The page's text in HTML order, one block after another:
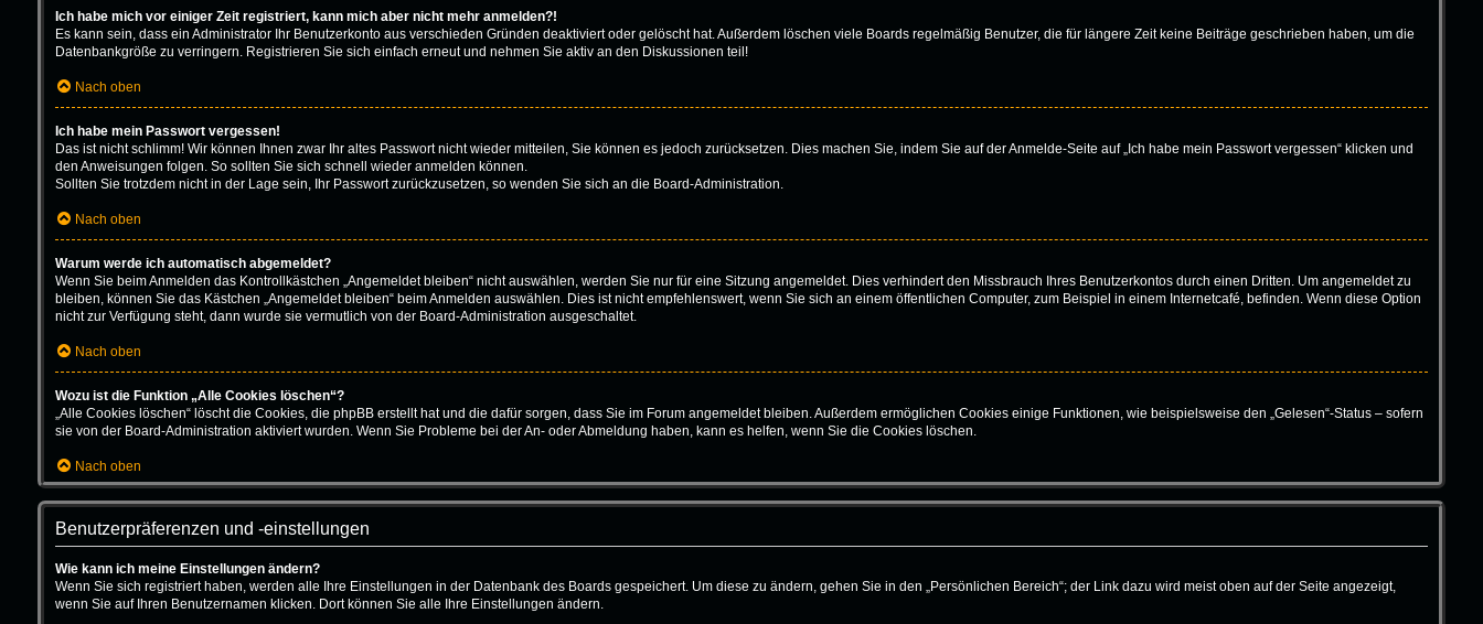
Ich habe mich vor einiger Zeit registriert, kann mich aber nicht mehr anmelden?!
Es kann sein, dass ein Administrator Ihr Benutzerkonto aus verschieden Gründen deaktiviert oder gelöscht hat. Außerdem löschen viele Boards regelmäßig Benutzer, die für längere Zeit keine Beiträge geschrieben haben, um die
Datenbankgröße zu verringern. Registrieren Sie sich einfach erneut und nehmen Sie aktiv an den Diskussionen teil!
Nach oben
Ich habe mein Passwort vergessen!
Das ist nicht schlimm! Wir können Ihnen zwar Ihr altes Passwort nicht wieder mitteilen, Sie können es jedoch zurücksetzen. Dies machen Sie, indem Sie auf der Anmelde-Seite auf „Ich habe mein Passwort vergessen“ klicken und
den Anweisungen folgen. So sollten Sie sich schnell wieder anmelden können.
Sollten Sie trotzdem nicht in der Lage sein, Ihr Passwort zurückzusetzen, so wenden Sie sich an die Board-Administration.
Nach oben
Warum werde ich automatisch abgemeldet?
Wenn Sie beim Anmelden das Kontrollkästchen „Angemeldet bleiben“ nicht auswählen, werden Sie nur für eine Sitzung angemeldet. Dies verhindert den Missbrauch Ihres Benutzerkontos durch einen Dritten. Um angemeldet zu
bleiben, können Sie das Kästchen „Angemeldet bleiben“ beim Anmelden auswählen. Dies ist nicht empfehlenswert, wenn Sie sich an einem öffentlichen Computer, zum Beispiel in einem Internetcafé, befinden. Wenn diese Option
nicht zur Verfügung steht, dann wurde sie vermutlich von der Board-Administration ausgeschaltet.
Nach oben
Wozu ist die Funktion „Alle Cookies löschen“?
„Alle Cookies löschen“ löscht die Cookies, die phpBB erstellt hat und die dafür sorgen, dass Sie im Forum angemeldet bleiben. Außerdem ermöglichen Cookies einige Funktionen, wie beispielsweise den „Gelesen“-Status – sofern
sie von der Board-Administration aktiviert wurden. Wenn Sie Probleme bei der An- oder Abmeldung haben, kann es helfen, wenn Sie die Cookies löschen.
Nach oben
Benutzerpräferenzen und -einstellungen
Wie kann ich meine Einstellungen ändern?
Wenn Sie sich registriert haben, werden alle Ihre Einstellungen in der Datenbank des Boards gespeichert. Um diese zu ändern, gehen Sie in den „Persönlichen Bereich“; der Link dazu wird meist oben auf der Seite angezeigt,
wenn Sie auf Ihren Benutzernamen klicken. Dort können Sie alle Ihre Einstellungen ändern.